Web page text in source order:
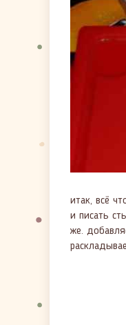
итак, всё
и писать
же.